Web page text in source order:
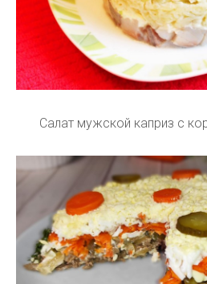
Салат мужской каприз с